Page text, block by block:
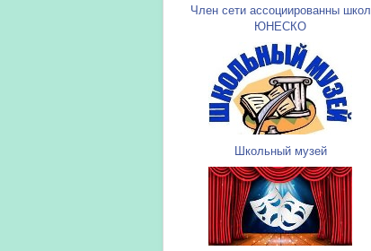
Член сети ассоциированны школ
ЮНЕСКО
Школьный музей